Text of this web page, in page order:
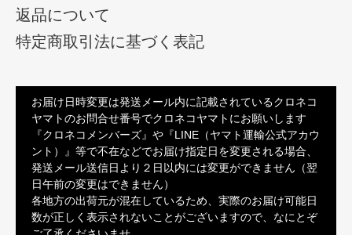
返品について
特定商取引法に基づく表記
お届け日時変更は発送メール内に記載されているクロネコ
ヤマトのお問合せ番号でクロネコヤマトにお願いします
『クロネコメンバーズ』や『LINE（ヤマト運輸公式アカウ
ント）』等で不在などでお届け指定日を変更される場合、
発送メール送信日より２日以内には変更ができません（翌
日午前の変更はできません）
各地方の出荷元が混在しているため、実際のお届け可能日
数が正しく表示されないことがございますので、なにとぞ